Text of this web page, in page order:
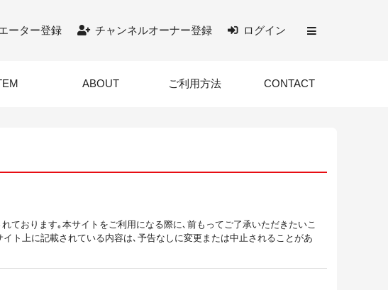
ーター登録 チャンネルオーナー登録 ログイン
ABOUT ご利用方法 CONTACT
ております｡本サイトをご利用になる際に､前もってご了承いただきたいこ
ト上に記載されている内容は､予告なしに変更または中止されることがあ